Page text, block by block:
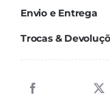
Envio e Entrega
Trocas &